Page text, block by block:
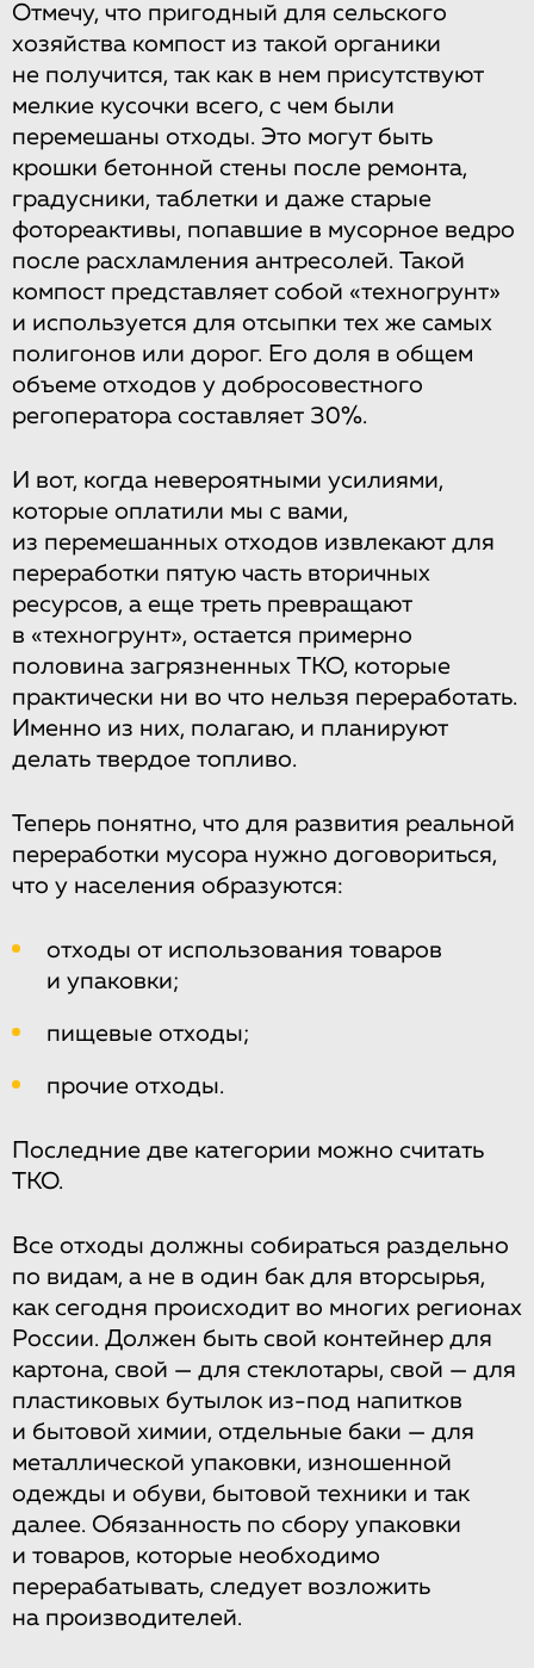
Отмечу, что пригодный для сельского
хозяйства компост из такой органики
не получится, так как в нем присутствуют
мелкие кусочки всего, с чем были
перемешаны отходы. Это могут быть
крошки бетонной стены после ремонта,
градусники, таблетки и даже старые
фотореактивы, попавшие в мусорное ведро
после расхламления антресолей. Такой
компост представляет собой «техногрунт»
и используется для отсыпки тех же самых
полигонов или дорог. Его доля в общем
объеме отходов у добросовестного
регоператора составляет 30%.
И вот, когда невероятными усилиями,
которые оплатили мы с вами,
из перемешанных отходов извлекают для
переработки пятую часть вторичных
ресурсов, а еще треть превращают
в «техногрунт», остается примерно
половина загрязненных ТКО, которые
практически ни во что нельзя переработать.
Именно из них, полагаю, и планируют
делать твердое топливо.
Теперь понятно, что для развития реальной
переработки мусора нужно договориться,
что у населения образуются:
отходы от использования товаров
и упаковки;
пищевые отходы;
прочие отходы.
Последние две категории можно считать
ТКО.
Все отходы должны собираться раздельно
по видам, а не в один бак для вторсырья,
как сегодня происходит во многих регионах
России. Должен быть свой контейнер для
картона, свой — для стеклотары, свой — для
пластиковых бутылок из-под напитков
и бытовой химии, отдельные баки — для
металлической упаковки, изношенной
одежды и обуви, бытовой техники и так
далее. Обязанность по сбору упаковки
и товаров, которые необходимо
перерабатывать, следует возложить
на производителей.